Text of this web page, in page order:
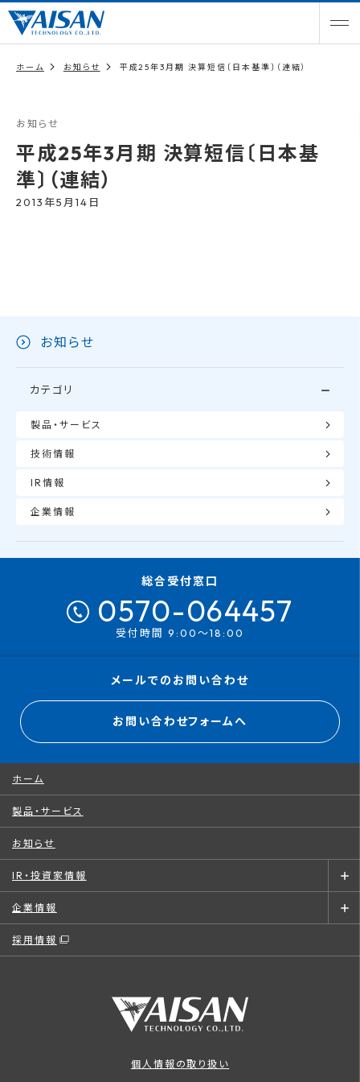
ホーム お知らせ 平成25年3月期 決算短信〔日本基準〕（連結）
お知らせ
平成25年3月期 決算短信〔日本基
準〕（連結）
2013年5月14日
お知らせ
カテゴリ
製品・サービス
技術情報
IR情報
企業情報
総合受付窓口
0570-064457
受付時間 9:00～18:00
メールでのお問い合わせ
お問い合わせフォームへ
ホーム
製品・サービス
お知らせ
IR・投資家情報
企業情報
採用情報
個人情報の取り扱い